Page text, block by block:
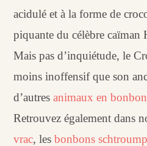
acidulé et à la forme de
piquante du célèbre caïman
Mais pas d’inquiétude, le
moins inoffensif que son
d’autresanimaux en bonbon
Retrouvez également dans
vrac, lesbonbons